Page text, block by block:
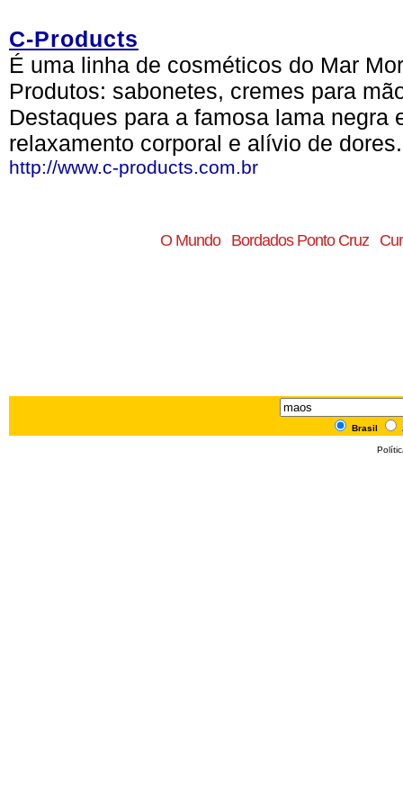
C-Products
É uma linha de cosméticos do Mar
Produtos: sabonetes, cremes para
Destaques para a famosa lama negra
relaxamento corporal e alívio de
http://www.c-products.com.br
O Mundo Bordados Ponto Cruz
Brasil